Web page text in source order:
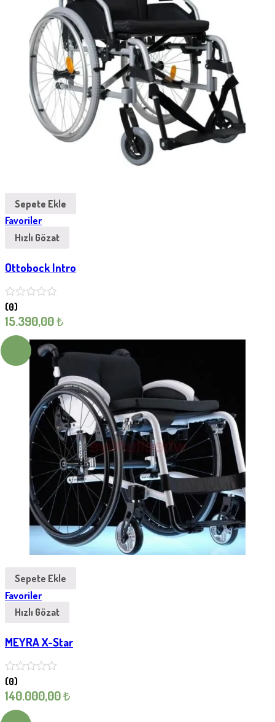
Sepete Ekle
Favoriler
Hızlı Gözat
Ottobock Intro
(0)
15.390,00₺
Sepete Ekle
Favoriler
Hızlı Gözat
MEYRA X-Star
(0)
140.000,00₺